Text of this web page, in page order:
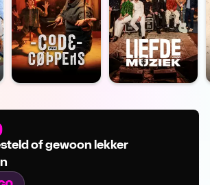
of gewoon lekker